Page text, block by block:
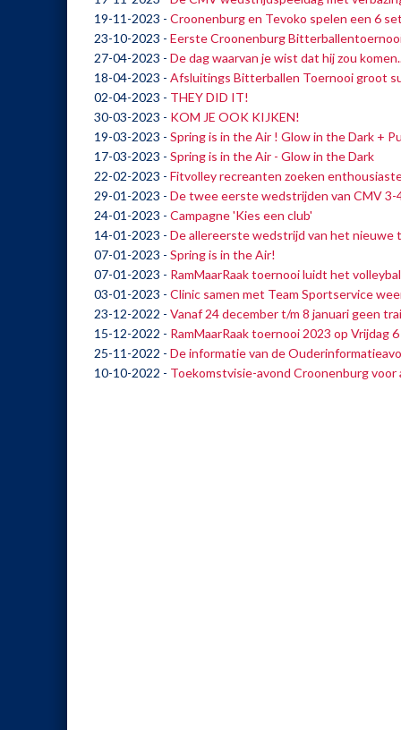
19-11-2023 - Croonenburg en Tevoko spelen een 6
23-10-2023 - Eerste Croonenburg
27-04-2023 - De dag waarvan je wist dat hij zou
18-04-2023 - Afsluitings Bitterballen Toernooi groot
02-04-2023 - THEY DID IT!
30-03-2023 - KOM JE OOK KIJKEN!
19-03-2023 - Spring is in the Air ! Glow in the Dark +
17-03-2023 - Spring is in the Air - Glow in the Dark
22-02-2023 - Fitvolley recreanten zoeken
29-01-2023 - De twee eerste wedstrijden van CMV 3-
24-01-2023 - Campagne 'Kies een club'
14-01-2023 - De allereerste wedstrijd van het nieuwe
07-01-2023 - Spring is in the Air!
07-01-2023 - RamMaarRaak toernooi luidt het
03-01-2023 - Clinic samen met Team Sportservice
23-12-2022 - Vanaf 24 december t/m 8 januari geen
15-12-2022 - RamMaarRaak toernooi 2023 op Vrijdag
25-11-2022 - De informatie van de
10-10-2022 - Toekomstvisie-avond Croonenburg voor